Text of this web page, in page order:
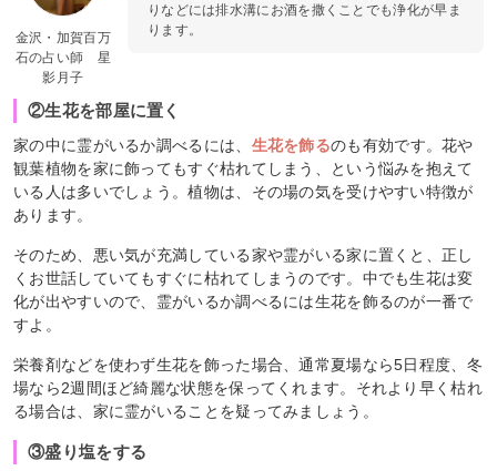
金沢・加賀百万
石の占い師 星
影月子
りなどには排水溝にお酒を撒くことでも浄化が早ま
ります。
②生花を部屋に置く
家の中に霊がいるか調べるには、 生花を飾るのも有効です。花や
観葉植物を家に飾ってもすぐ枯れてしまう、という悩みを抱えて
いる人は多いでしょう。植物は、その場の気を受けやすい特徴が
あります。
そのため、悪い気が充満している家や霊がいる家に置くと、正し
くお世話していてもすぐに枯れてしまうのです。中でも生花は変
化が出やすいので、霊がいるか調べるには生花を飾るのが一番で
すよ。
栄養剤などを使わず生花を飾った場合、通常夏場なら5日程度、冬
場なら2週間ほど綺麗な状態を保ってくれます。それより早く枯れ
る場合は、家に霊がいることを疑ってみましょう。
③盛り塩をする